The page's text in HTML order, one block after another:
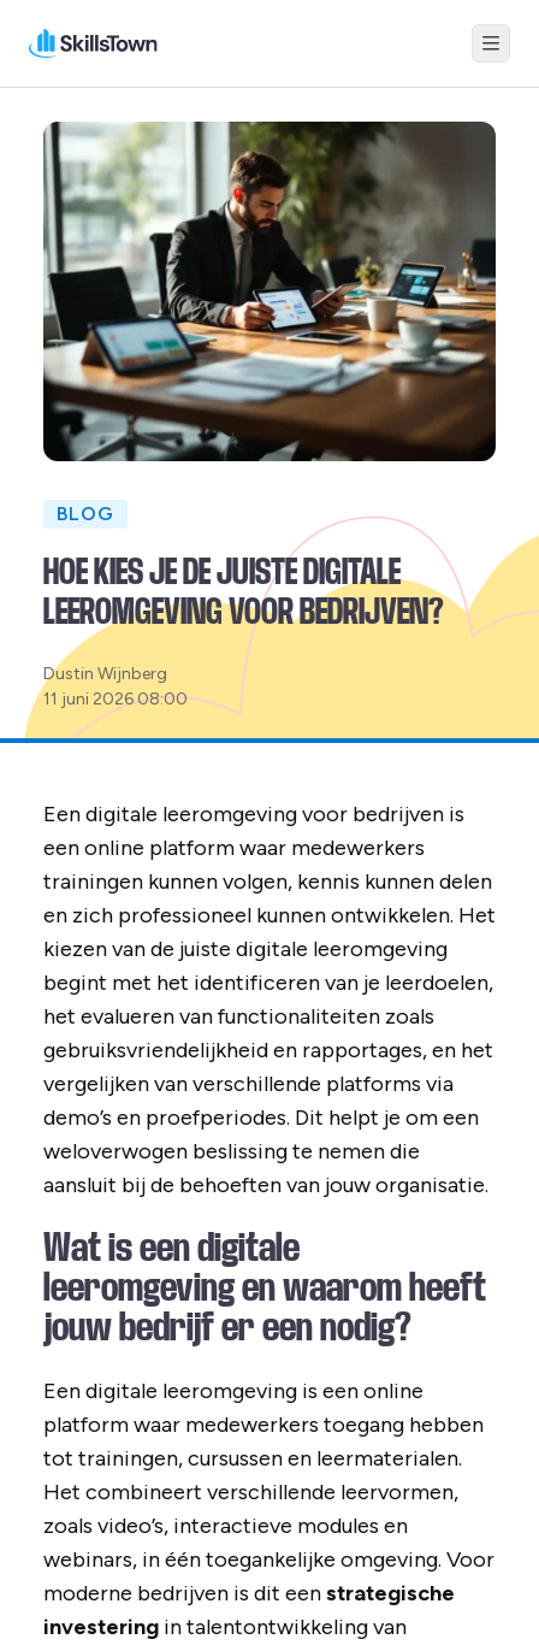
Menu
BLOG
HOE KIES JE DE JUISTE DIGITALE
LEEROMGEVING VOOR BEDRIJVEN?
Posted
by:
Dustin Wijnberg
11 juni 2026 08:00
Een digitale leeromgeving voor bedrijven is
een online platform waar medewerkers
trainingen kunnen volgen, kennis kunnen delen
en zich professioneel kunnen ontwikkelen. Het
kiezen van de juiste digitale leeromgeving
begint met het identificeren van je leerdoelen,
het evalueren van functionaliteiten zoals
gebruiksvriendelijkheid en rapportages, en het
vergelijken van verschillende platforms via
demo’s en proefperiodes. Dit helpt je om een
weloverwogen beslissing te nemen die
aansluit bij de behoeften van jouw organisatie.
Wat is een digitale
leeromgeving en waarom heeft
jouw bedrijf er een nodig?
Een digitale leeromgeving is een online
platform waar medewerkers toegang hebben
tot trainingen, cursussen en leermaterialen.
Het combineert verschillende leervormen,
zoals video’s, interactieve modules en
webinars, in één toegankelijke omgeving. Voor
moderne bedrijven is dit eenstrategische
investeringin talentontwikkeling van